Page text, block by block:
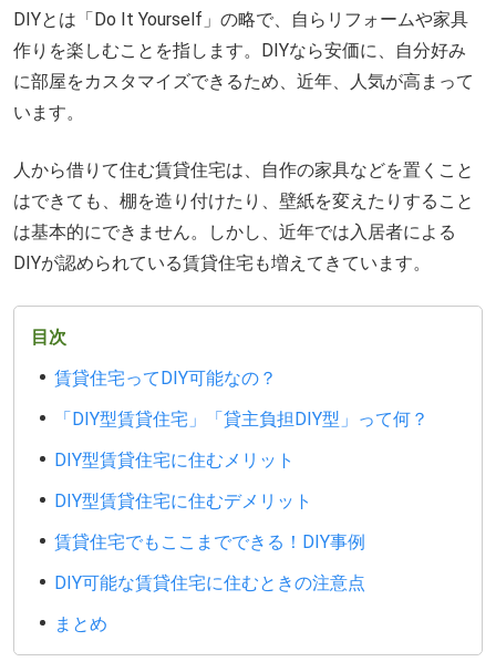
DIYとは「Do It Yourself」の略で、自らリフォームや家具
作りを楽しむことを指します。DIYなら安価に、自分好み
に部屋をカスタマイズできるため、近年、人気が高まって
います。
人から借りて住む賃貸住宅は、自作の家具などを置くこと
はできても、棚を造り付けたり、壁紙を変えたりすること
は基本的にできません。しかし、近年では入居者による
DIYが認められている賃貸住宅も増えてきています。
目次
賃貸住宅ってDIY可能なの？
「DIY型賃貸住宅」「貸主負担DIY型」って何？
DIY型賃貸住宅に住むメリット
DIY型賃貸住宅に住むデメリット
賃貸住宅でもここまでできる！DIY事例
DIY可能な賃貸住宅に住むときの注意点
まとめ